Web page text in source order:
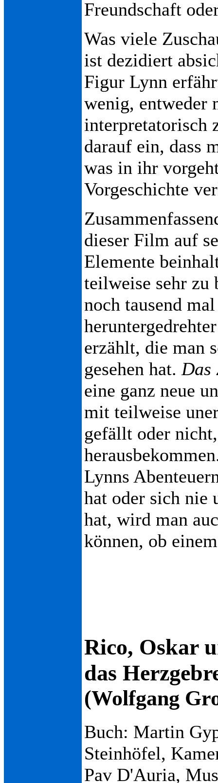
Freundschaft
Was viele
ist dezidiert
Figur Lynn
wenig, entweder
interpretatorisch
darauf ein, dass
was in ihr
Vorgeschichte
dieser Film auf
Elemente
teilweise sehr zu
noch tausend
erzählt, die man
gesehen hat. Das
eine ganz neue
mit teilweise
gefällt oder
Lynns
hat oder sich nie
hat, wird man
können, ob
Rico, Oskar
das
(Wolfgang
Buch: Martin
Steinhöfel,
Pav D'Auria,